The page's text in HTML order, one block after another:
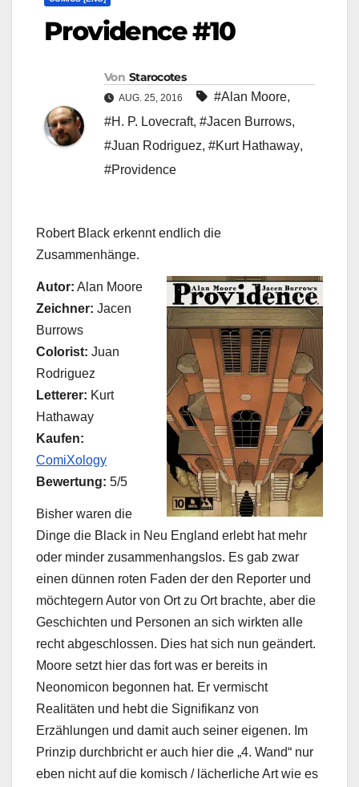
Providence #10
Von Starocotes
AUG. 25, 2016 #Alan Moore,
#H. P. Lovecraft, #Jacen Burrows,
#Juan Rodriguez, #Kurt Hathaway,
#Providence
Robert Black erkennt endlich die
Zusammenhänge.
Autor: Alan Moore
Zeichner: Jacen
Burrows
Colorist: Juan
Rodriguez
Letterer: Kurt
Hathaway
Kaufen:
ComiXology
Bewertung: 5/5
Bisher waren die
Dinge die Black in Neu England erlebt hat mehr
oder minder zusammenhangslos. Es gab zwar
einen dünnen roten Faden der den Reporter und
möchtegern Autor von Ort zu Ort brachte, aber die
Geschichten und Personen an sich wirkten alle
recht abgeschlossen. Dies hat sich nun geändert.
Moore setzt hier das fort was er bereits in
Neonomicon begonnen hat. Er vermischt
Realitäten und hebt die Signifikanz von
Erzählungen und damit auch seiner eigenen. Im
Prinzip durchbricht er auch hier die „4. Wand“ nur
eben nicht auf die komisch / lächerliche Art wie es